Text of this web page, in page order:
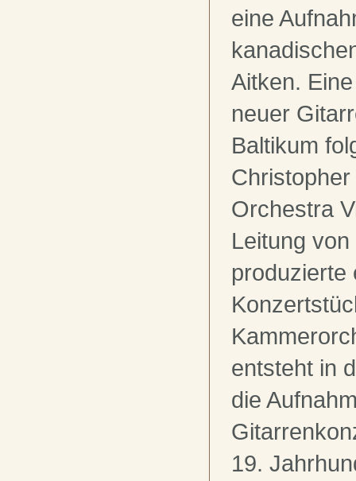
eine
Aitken.
neuer
Baltikum
Orchestra
Leitung
produzierte
entsteht in
die
19.